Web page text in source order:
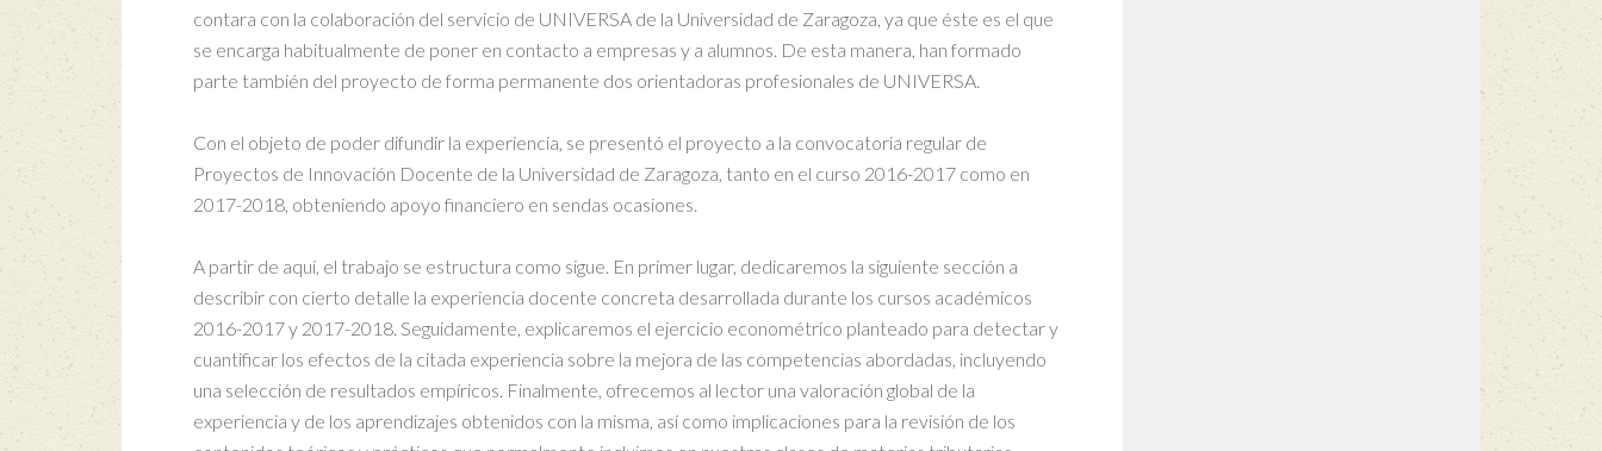
contara con la colaboración del servicio de UNIVERSA de la Universidad de Zaragoza, ya que éste es el que
se encarga habitualmente de poner en contacto a empresas y a alumnos. De esta manera, han formado
parte también del proyecto de forma permanente dos orientadoras profesionales de UNIVERSA.
Con el objeto de poder difundir la experiencia, se presentó el proyecto a la convocatoria regular de
Proyectos de Innovación Docente de la Universidad de Zaragoza, tanto en el curso 2016-2017 como en
2017-2018, obteniendo apoyo financiero en sendas ocasiones.
A partir de aquí, el trabajo se estructura como sigue. En primer lugar, dedicaremos la siguiente sección a
describir con cierto detalle la experiencia docente concreta desarrollada durante los cursos académicos
2016-2017 y 2017-2018. Seguidamente, explicaremos el ejercicio econométrico planteado para detectar y
cuantificar los efectos de la citada experiencia sobre la mejora de las competencias abordadas, incluyendo
una selección de resultados empíricos. Finalmente, ofrecemos al lector una valoración global de la
experiencia y de los aprendizajes obtenidos con la misma, así como implicaciones para la revisión de los